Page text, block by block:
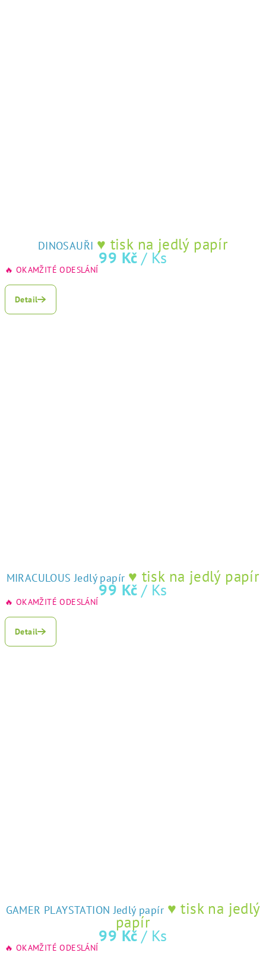
DINOSAUŘI ♥ tisk na jedlý papír
99 Kč / Ks
🔥 OKAMŽITÉ ODESLÁNÍ
Detail
MIRACULOUS Jedlý papír ♥ tisk na jedlý papír
99 Kč / Ks
🔥 OKAMŽITÉ ODESLÁNÍ
Detail
GAMER PLAYSTATION Jedlý papír ♥ tisk na jedlý
papír
99 Kč / Ks
🔥 OKAMŽITÉ ODESLÁNÍ